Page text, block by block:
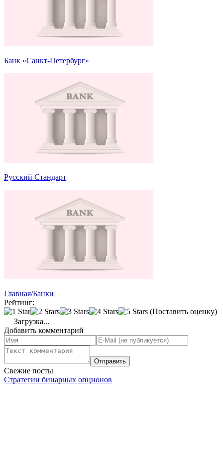
Банк «Санкт-Петербург»
Русский Стандарт
Главная/Банки
Рейтинг:
(Поставить оценку)
Загрузка...
Добавить комментарий
Свежие посты
Стратегии бинарных опционов